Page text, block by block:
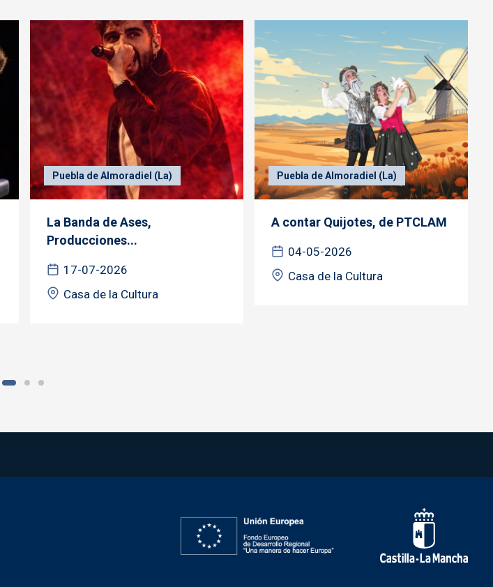
Puebla de Almoradiel (La)
La Banda de Ases,
Producciones...
17-07-2026
Casa de la Cultura
Puebla de Almoradiel (La)
A contar Quijotes, de PTCLAM
04-05-2026
Casa de la Cultura